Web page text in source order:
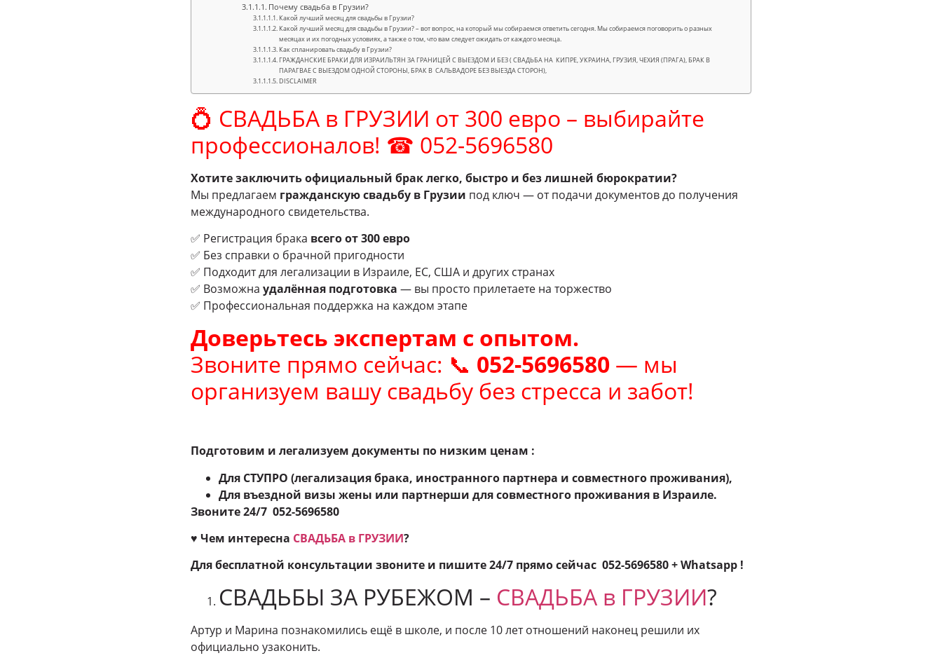
Почему свадьба в Грузии?
Какой лучший месяц для свадьбы в Грузии?
Какой лучший месяц для свадьбы в Грузии? – вот вопрос, на который мы собираемся ответить сегодня. Мы собираемся поговорить о разных
месяцах и их погодных условиях, а также о том, что вам следует ожидать от каждого месяца.
Как спланировать свадьбу в Грузии?
ГРАЖДАНСКИЕ БРАКИ ДЛЯ ИЗРАИЛЬТЯН ЗА ГРАНИЦЕЙ С ВЫЕЗДОМ И БЕЗ ( СВАДЬБА НА КИПРЕ, УКРАИНА, ГРУЗИЯ, ЧЕХИЯ (ПРАГА), БРАК В
ПАРАГВАЕ С ВЫЕЗДОМ ОДНОЙ СТОРОНЫ, БРАК В САЛЬВАДОРЕ БЕЗ ВЫЕЗДА СТОРОН),
DISCLAIMER
💍 СВАДЬБА в ГРУЗИИ от 300 евро – выбирайте
профессионалов! ☎ 052-5696580
Хотите заключить официальный брак легко, быстро и без лишней бюрократии?
Мы предлагаем гражданскую свадьбу в Грузии под ключ — от подачи документов до получения
международного свидетельства.
✅ Регистрация брака всего от 300 евро
✅ Без справки о брачной пригодности
✅ Подходит для легализации в Израиле, ЕС, США и других странах
✅ Возможна удалённая подготовка — вы просто прилетаете на торжество
✅ Профессиональная поддержка на каждом этапе
Доверьтесь экспертам с опытом.
Звоните прямо сейчас: 📞 052-5696580 — мы
организуем вашу свадьбу без стресса и забот!
Подготовим и легализуем документы по низким ценам :
Для СТУПРО (легализация брака, иностранного партнера и совместного проживания),
Для въездной визы жены или партнерши для совместного проживания в Израиле.
Звоните 24/7 052-5696580
♥ Чем интересна СВАДЬБА в ГРУЗИИ?
Для бесплатной консультации звоните и пишите 24/7 прямо сейчас 052-5696580+Whatsapp !
СВАДЬБЫ ЗА РУБЕЖОМ – СВАДЬБА в ГРУЗИИ?
Артур и Марина познакомились ещё в школе, и после 10 лет отношений наконец решили их
официально узаконить.